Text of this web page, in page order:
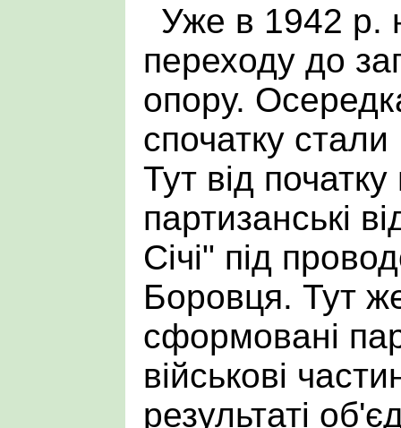
Уже в 1942 р.
переходу до
опору.
спочатку
Тут від початку
партизанські
Січі" під
Боровця. Тут
сформовані
військові
результаті